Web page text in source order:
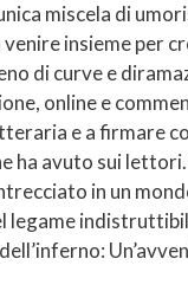
miscela di
insieme per
di curve e
online e
e a firmare
ha avuto sui
in un
legame